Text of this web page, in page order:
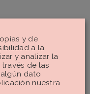
de una especie de
la vagina antes de
tener a ti todo el
del condón
y de
a la
y analizar la
de las
dato
nuestra